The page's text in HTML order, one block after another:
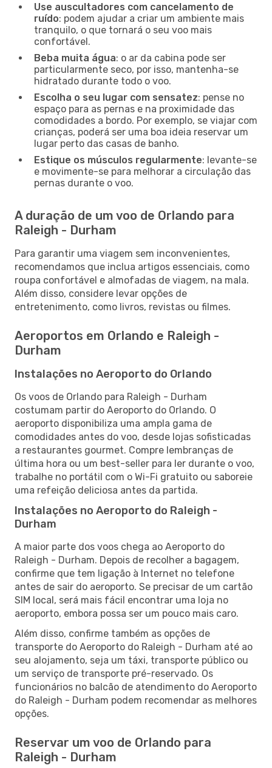
Use auscultadores com cancelamento de
ruído: podem ajudar a criar um ambiente mais
tranquilo, o que tornará o seu voo mais
confortável.
Beba muita água: o ar da cabina pode ser
particularmente seco, por isso, mantenha-se
hidratado durante todo o voo.
Escolha o seu lugar com sensatez: pense no
espaço para as pernas e na proximidade das
comodidades a bordo. Por exemplo, se viajar com
crianças, poderá ser uma boa ideia reservar um
lugar perto das casas de banho.
Estique os músculos regularmente: levante-se
e movimente-se para melhorar a circulação das
pernas durante o voo.
A duração de um voo de Orlando para
Raleigh - Durham
Para garantir uma viagem sem inconvenientes,
recomendamos que inclua artigos essenciais, como
roupa confortável e almofadas de viagem, na mala.
Além disso, considere levar opções de
entretenimento, como livros, revistas ou filmes.
Aeroportos em Orlando e Raleigh -
Durham
Instalações no Aeroporto do Orlando
Os voos de Orlando para Raleigh - Durham
costumam partir do Aeroporto do Orlando. O
aeroporto disponibiliza uma ampla gama de
comodidades antes do voo, desde lojas sofisticadas
a restaurantes gourmet. Compre lembranças de
última hora ou um best-seller para ler durante o voo,
trabalhe no portátil com o Wi-Fi gratuito ou saboreie
uma refeição deliciosa antes da partida.
Instalações no Aeroporto do Raleigh -
Durham
A maior parte dos voos chega ao Aeroporto do
Raleigh - Durham. Depois de recolher a bagagem,
confirme que tem ligação à Internet no telefone
antes de sair do aeroporto. Se precisar de um cartão
SIM local, será mais fácil encontrar uma loja no
aeroporto, embora possa ser um pouco mais caro.
Além disso, confirme também as opções de
transporte do Aeroporto do Raleigh - Durham até ao
seu alojamento, seja um táxi, transporte público ou
um serviço de transporte pré-reservado. Os
funcionários no balcão de atendimento do Aeroporto
do Raleigh - Durham podem recomendar as melhores
opções.
Reservar um voo de Orlando para
Raleigh - Durham